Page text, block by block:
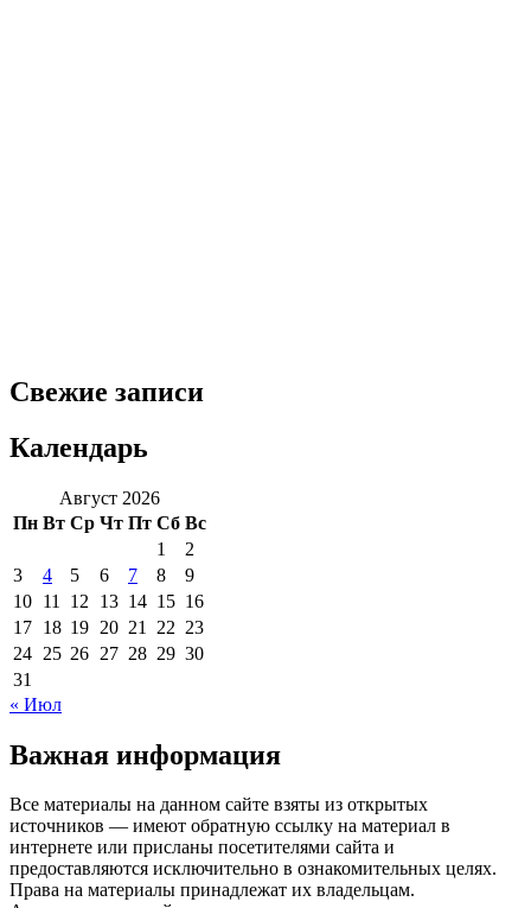
Свежие записи
Календарь
Август 2026
Пн Вт Ср Чт Пт Сб Вс
1
2
3
4 5 6 7 8
9
10 11 12 13 14 15 16
17 18 19 20 21 22 23
24 25 26 27 28 29 30
31
« Июл
Важная информация
Все материалы на данном сайте взяты из открытых
источников — имеют обратную ссылку на материал в
интернете или присланы посетителями сайта и
предоставляются исключительно в ознакомительных целях.
Права на материалы принадлежат их владельцам.